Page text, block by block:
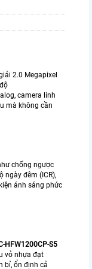
2.0 Megapixel
camera linh
mà không cần
chống ngược
ngày đêm (ICR),
ánh sáng phức
HFW1200CP-S5
vỏ nhựa đạt
bỉ, ổn định cả